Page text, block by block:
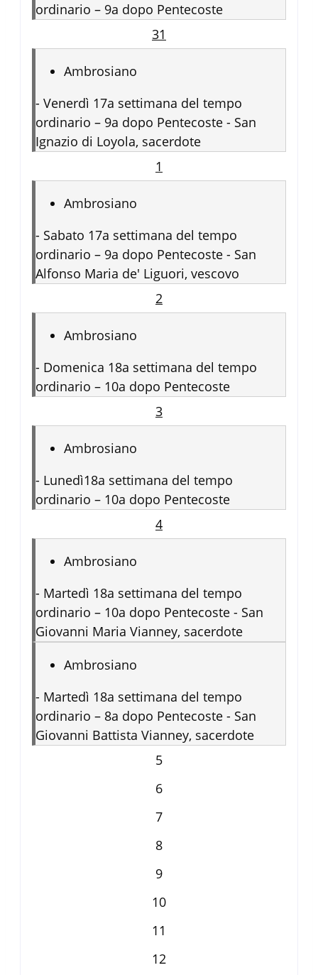
ordinario – 9a dopo Pentecoste
31
Ambrosiano
- Venerdì 17a settimana del tempo
ordinario – 9a dopo Pentecoste - San
Ignazio di Loyola, sacerdote
1
Ambrosiano
- Sabato 17a settimana del tempo
ordinario – 9a dopo Pentecoste - San
Alfonso Maria de' Liguori, vescovo
2
Ambrosiano
- Domenica 18a settimana del tempo
ordinario – 10a dopo Pentecoste
3
Ambrosiano
- Lunedì18a settimana del tempo
ordinario – 10a dopo Pentecoste
4
Ambrosiano
- Martedì 18a settimana del tempo
ordinario – 10a dopo Pentecoste - San
Giovanni Maria Vianney, sacerdote
Ambrosiano
- Martedì 18a settimana del tempo
ordinario – 8a dopo Pentecoste - San
Giovanni Battista Vianney, sacerdote
5
6
7
8
9
10
11
12